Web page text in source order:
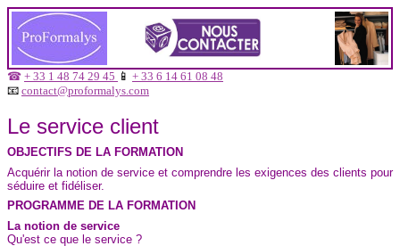
☎ + 33 1 48 74 29 45 📱 + 33 6 14 61 08 48
📧 contact@proformalys.com
Le service client
OBJECTIFS DE LA FORMATION
Acquérir la notion de service et comprendre les exigences des clients pour
séduire et fidéliser.
PROGRAMME DE LA FORMATION
La notion de service
Qu'est ce que le service ?